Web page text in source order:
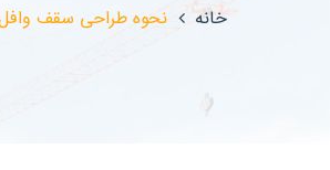
خانه نحوه طراحی سقف